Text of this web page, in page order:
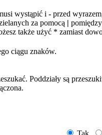
wystąpić i - przed
za pomocą |
także użyć * zamiast
ciągu znaków.
Poddziały są
Tak